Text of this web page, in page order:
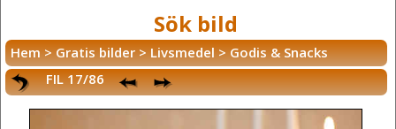
Sök bild
Hem>Gratis bilder>Livsmedel>Godis & Snacks
FIL 17/86